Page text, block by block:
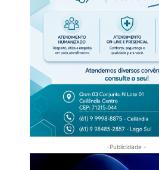
-Publicidade -